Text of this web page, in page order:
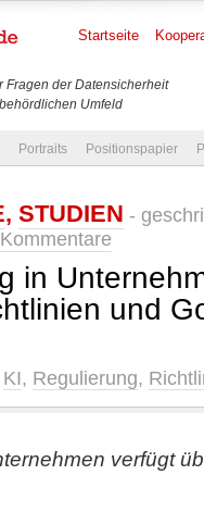
Fragen der Datensicherheit
Umfeld
Startseite
Portraits Positionspapier
, STUDIEN -
in
und
KI, Regulierung,
verfügt